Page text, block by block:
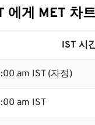
에게 MET 차
IST 시
am IST (자정)
am IST